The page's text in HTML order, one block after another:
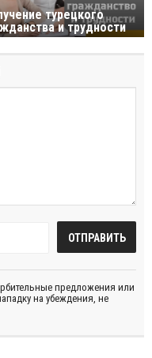
турецкого
и трудности
предложения или
на убеждения, не